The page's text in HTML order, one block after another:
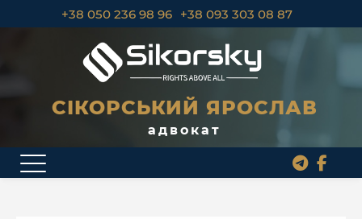
+38 050 236 98 96 +38 093 303 08 87
СІКОРСЬКИЙ ЯРОСЛАВ
адвокат